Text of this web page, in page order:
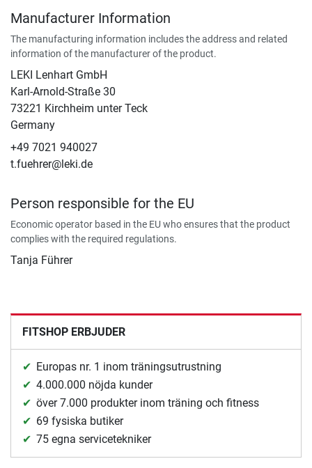
Manufacturer Information
The manufacturing information includes the address and related
information of the manufacturer of the product.
LEKI Lenhart GmbH
Karl-Arnold-Straße 30
73221 Kirchheim unter Teck
Germany
+49 7021 940027
t.fuehrer@leki.de
Person responsible for the EU
Economic operator based in the EU who ensures that the product
complies with the required regulations.
Tanja Führer
FITSHOP ERBJUDER
Europas nr. 1 inom träningsutrustning
4.000.000 nöjda kunder
över 7.000 produkter inom träning och fitness
69 fysiska butiker
75 egna servicetekniker